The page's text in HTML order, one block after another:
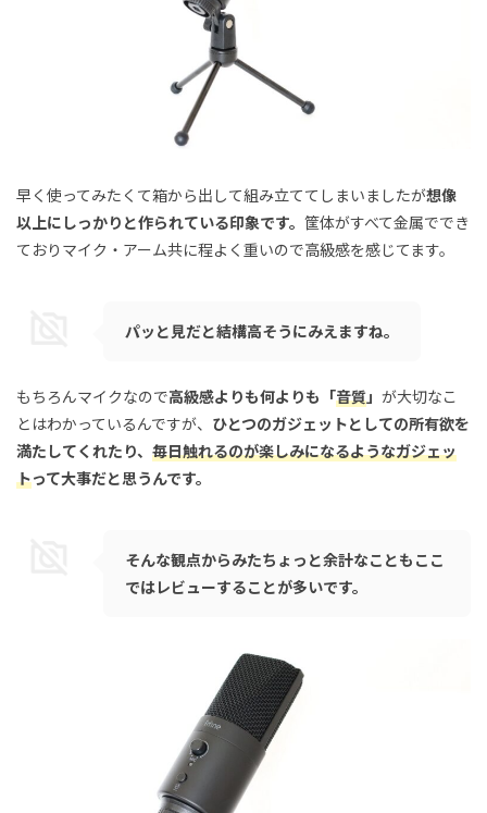
早く使ってみたくて箱から出して組み立ててしまいましたが想像
以上にしっかりと作られている印象です。 筐体がすべて金属ででき
ておりマイク・アーム共に程よく重いので高級感を感じてます。
パッと見だと結構高そうにみえますね。
もちろんマイクなので高級感よりも何よりも「音質」 が大切なこ
とはわかっているんですが、 ひとつのガジェットとしての所有欲を
満たしてくれたり、 毎日触れるのが楽しみになるようなガジェッ
トって大事だと思うんです。
そんな観点からみたちょっと余計なこともここ
ではレビューすることが多いです。